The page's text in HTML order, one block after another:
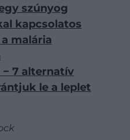
szúnyog
kapcsolatos
malária
− 7 alternatív
le a leplet